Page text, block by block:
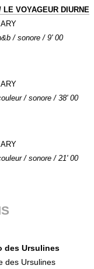
LE VOYAGEUR DIURNE
/ sonore / 9' 00
/ sonore / 38' 00
/ sonore / 21' 00
des Ursulines
des Ursulines